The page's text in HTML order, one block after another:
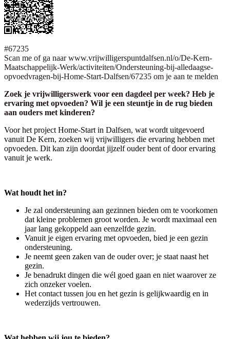
#67235
Scan me of ga naar www.vrijwilligerspuntdalfsen.nl/o/De-Kern-
Maatschappelijk-Werk/activiteiten/Ondersteuning-bij-alledaagse-
opvoedvragen-bij-Home-Start-Dalfsen/67235 om je aan te melden
Zoek je vrijwilligerswerk voor een dagdeel per week? Heb je
ervaring met opvoeden? Wil je een steuntje in de rug bieden
aan ouders met kinderen?
Voor het project Home-Start in Dalfsen, wat wordt uitgevoerd
vanuit De Kern, zoeken wij vrijwilligers die ervaring hebben met
opvoeden. Dit kan zijn doordat jijzelf ouder bent of door ervaring
vanuit je werk.
Wat houdt het in?
Je zal ondersteuning aan gezinnen bieden om te voorkomen
dat kleine problemen groot worden. Je wordt maximaal een
jaar lang gekoppeld aan eenzelfde gezin.
Vanuit je eigen ervaring met opvoeden, bied je een gezin
ondersteuning.
Je neemt geen zaken van de ouder over; je staat naast het
gezin.
Je benadrukt dingen die wél goed gaan en niet waarover ze
zich onzeker voelen.
Het contact tussen jou en het gezin is gelijkwaardig en in
wederzijds vertrouwen.